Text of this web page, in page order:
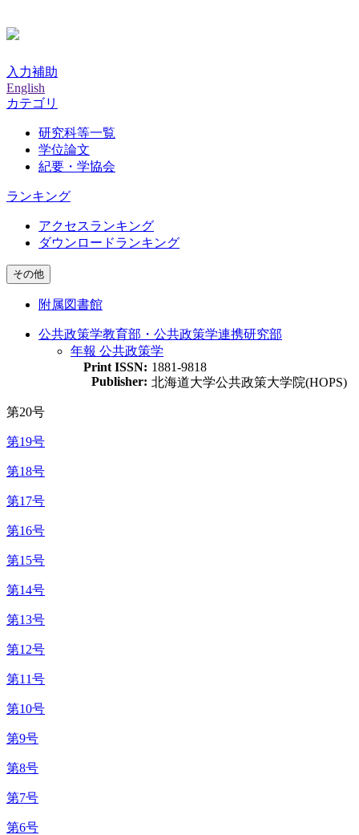
入力補助
English
カテゴリ
研究科等一覧
学位論文
紀要・学協会
ランキング
アクセスランキング
ダウンロードランキング
その他
附属図書館
公共政策学教育部・公共政策学連携研究部
年報 公共政策学
Print ISSN: 1881-9818
Publisher: 北海道大学公共政策大学院(HOPS)
第20号
第19号
第18号
第17号
第16号
第15号
第14号
第13号
第12号
第11号
第10号
第9号
第8号
第7号
第6号